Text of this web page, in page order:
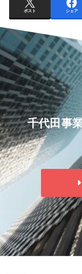
ポスト シェア
千代田事